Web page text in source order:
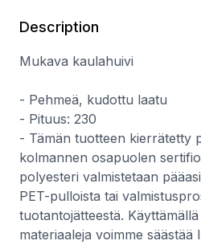
Description
Mukava kaulahuivi
- Pehmeä, kudottu laatu
- Pituus: 230
- Tämän tuotteen kierrätetty
kolmannen osapuolen
polyesteri valmistetaan
PET-pulloista tai
tuotantojätteestä.
materiaaleja voimme säästää